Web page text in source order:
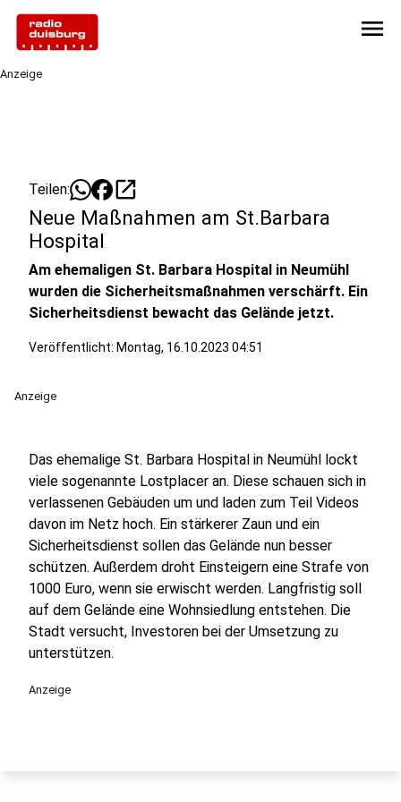
menu
Anzeige
Teilen: open_in_new
Neue Maßnahmen am St.Barbara
Hospital
Am ehemaligen St. Barbara Hospital in Neumühl
wurden die Sicherheitsmaßnahmen verschärft. Ein
Sicherheitsdienst bewacht das Gelände jetzt.
Veröffentlicht: Montag, 16.10.2023 04:51
Anzeige
Das ehemalige St. Barbara Hospital in Neumühl lockt
viele sogenannte Lostplacer an. Diese schauen sich in
verlassenen Gebäuden um und laden zum Teil Videos
davon im Netz hoch. Ein stärkerer Zaun und ein
Sicherheitsdienst sollen das Gelände nun besser
schützen. Außerdem droht Einsteigern eine Strafe von
1000 Euro, wenn sie erwischt werden. Langfristig soll
auf dem Gelände eine Wohnsiedlung entstehen. Die
Stadt versucht, Investoren bei der Umsetzung zu
unterstützen.
Anzeige